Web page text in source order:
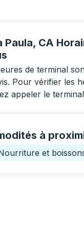
Paula, CA
de terminal
Pour vérifier les
appeler le
à
et